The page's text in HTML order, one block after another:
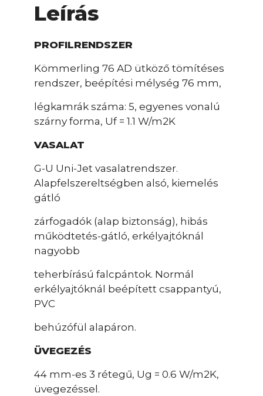
Leírás
PROFILRENDSZER
Kömmerling 76 AD ütköző tömítéses
rendszer, beépítési mélység 76 mm,
légkamrák száma: 5, egyenes vonalú
szárny forma, Uf = 1.1 W/m2K
VASALAT
G-U Uni-Jet vasalatrendszer.
Alapfelszereltségben alsó, kiemelés
gátló
zárfogadók (alap biztonság), hibás
működtetés-gátló, erkélyajtóknál
nagyobb
teherbírású falcpántok. Normál
erkélyajtóknál beépített csappantyú,
PVC
behúzófül alapáron.
ÜVEGEZÉS
44 mm-es 3 rétegű, Ug = 0.6 W/m2K,
üvegezéssel.